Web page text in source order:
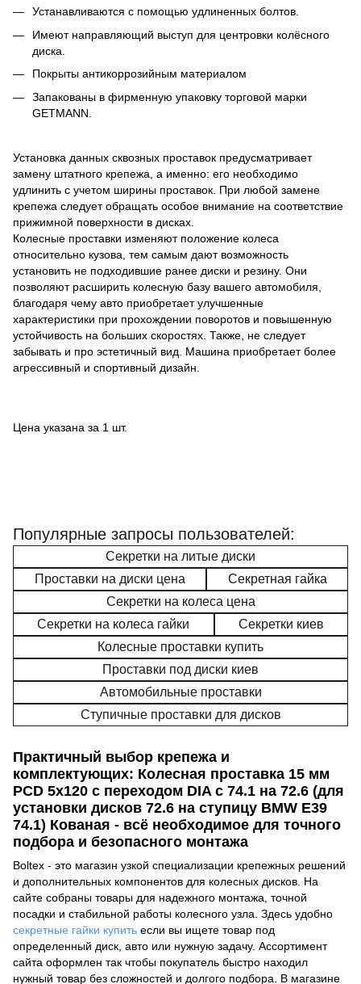
Устанавливаются с помощью удлиненных болтов.
Имеют направляющий выступ для центровки колёсного
диска.
Покрыты антикоррозийным материалом
Запакованы в фирменную упаковку торговой марки
GETMANN.
Установка данных сквозных проставок предусматривает
замену штатного крепежа, а именно: его необходимо
удлинить с учетом ширины проставок. При любой замене
крепежа следует обращать особое внимание на соответствие
прижимной поверхности в дисках.
Колесные проставки изменяют положение колеса
относительно кузова, тем самым дают возможность
установить не подходившие ранее диски и резину. Они
позволяют расширить колесную базу вашего автомобиля,
благодаря чему авто приобретает улучшенные
характеристики при прохождении поворотов и повышенную
устойчивость на больших скоростях. Также, не следует
забывать и про эстетичный вид. Машина приобретает более
агрессивный и спортивный дизайн.
Цена указана за 1 шт.
Популярные запросы пользователей:
Секретки на литые диски
Проставки на диски цена
Секретная гайка
Секретки на колеса цена
Секретки на колеса гайки
Секретки киев
Колесные проставки купить
Проставки под диски киев
Автомобильные проставки
Ступичные проставки для дисков
Практичный выбор крепежа и
комплектующих: Колесная проставка 15 мм
PCD 5x120 с переходом DIA с 74.1 на 72.6 (для
установки дисков 72.6 на ступицу BMW E39
74.1) Кованая - всё необходимое для точного
подбора и безопасного монтажа
Boltex - это магазин узкой специализации крепежных решений
и дополнительных компонентов для колесных дисков. На
сайте собраны товары для надежного монтажа, точной
посадки и стабильной работы колесного узла. Здесь удобно
секретные гайки купить если вы ищете товар под
определенный диск, авто или нужную задачу. Ассортимент
сайта оформлен так чтобы покупатель быстро находил
нужный товар без сложностей и долгого подбора. В магазине